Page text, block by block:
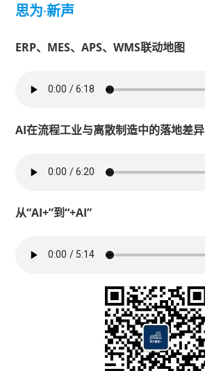
思为·新声
ERP、MES、APS、WMS联动地图
AI在流程工业与离散制造中的落地差异
从“AI+”到“+AI”